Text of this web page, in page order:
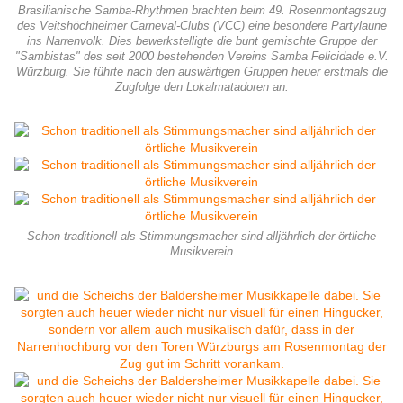
Brasilianische Samba-Rhythmen brachten beim 49. Rosenmontagszug
des Veitshöchheimer Carneval-Clubs (VCC) eine besondere Partylaune
ins Narrenvolk. Dies bewerkstelligte die bunt gemischte Gruppe der
"Sambistas" des seit 2000 bestehenden Vereins Samba Felicidade e.V.
Würzburg. Sie führte nach den auswärtigen Gruppen heuer erstmals die
Zugfolge den Lokalmatadoren an.
Schon traditionell als Stimmungsmacher sind alljährlich der örtliche
Musikverein